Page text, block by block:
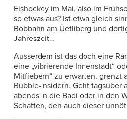
Eishockey im Mai, also im
so etwas aus? Ist etwa gleich
Bobbahn am Üetliberg und
Jahreszeit…
Ausserdem ist das doch eine
eine „vibrierende Innenstadt“
Mitfiebern“ zu erwarten, grenzt
Bubble-Insidern. Geht tagsüber
abends in die Badi oder in den
Schatten, den auch dieser